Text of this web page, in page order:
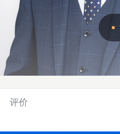
评价